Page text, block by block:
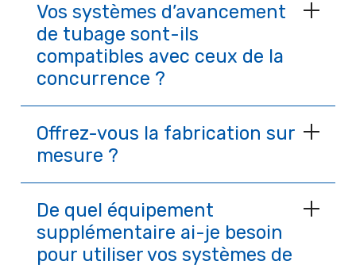
Vos systèmes d’avancement
de tubage sont-ils
compatibles avec ceux de la
concurrence ?
Offrez-vous la fabrication sur
mesure ?
De quel équipement
supplémentaire ai-je besoin
pour utiliser vos systèmes de